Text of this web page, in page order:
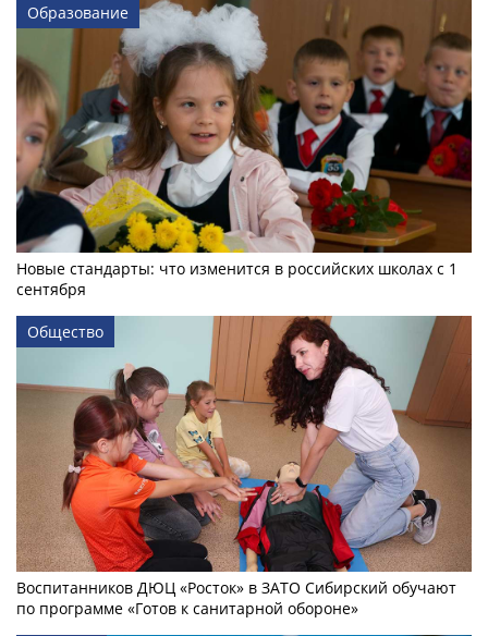
Образование
Новые стандарты: что изменится в российских школах с 1
сентября
Общество
Воспитанников ДЮЦ «Росток» в ЗАТО Сибирский обучают
по программе «Готов к санитарной обороне»